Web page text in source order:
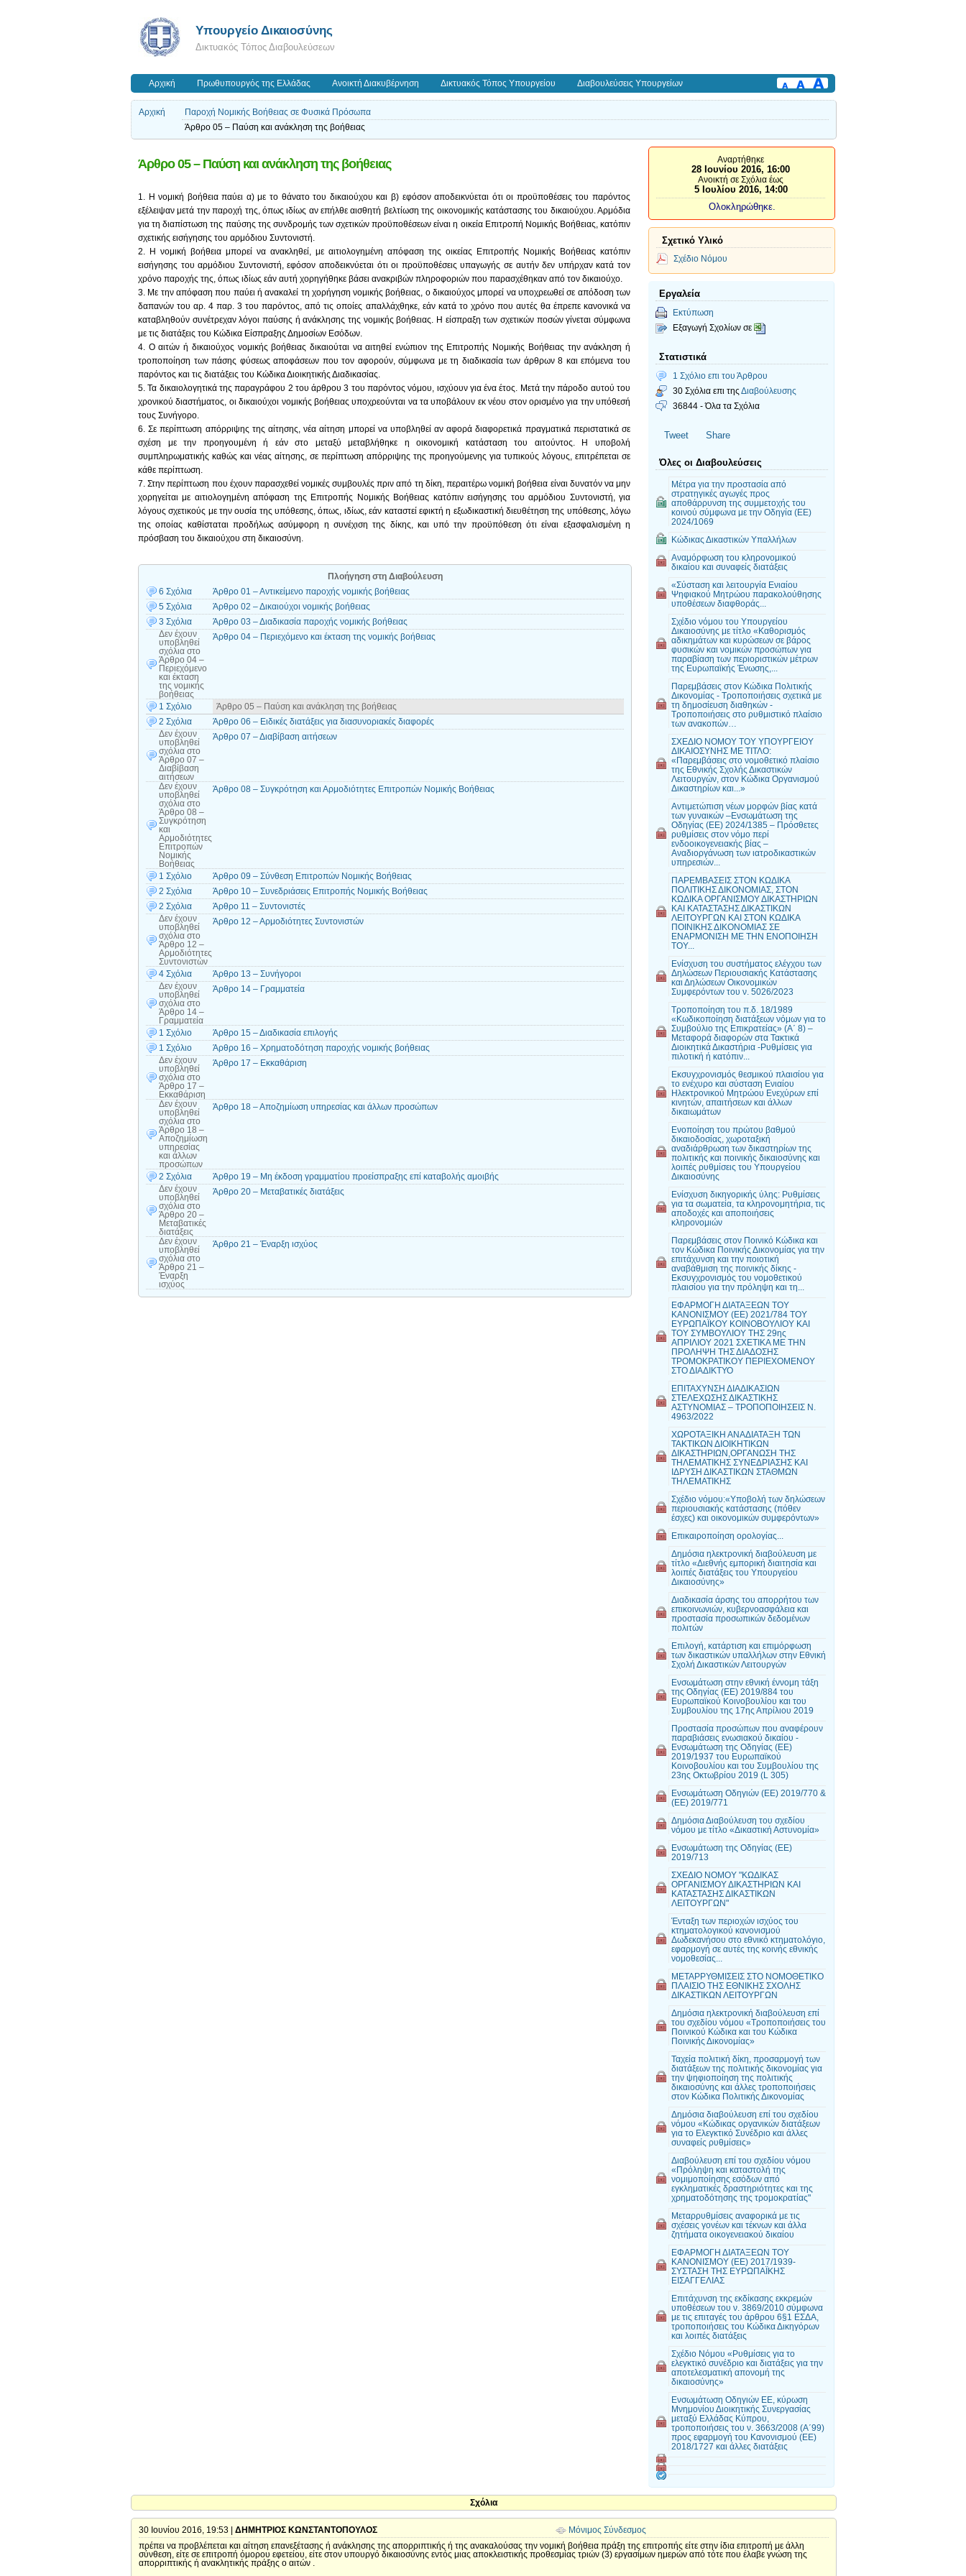
Υπουργείο Δικαιοσύνης
Δικτυακός Τόπος Διαβουλεύσεων
Αρχική Πρωθυπουργός της Ελλάδας Ανοικτή Διακυβέρνηση Δικτυακός Τόπος Υπουργείου Διαβουλεύσεις Υπουργείων
Αρχική
Παροχή Νομικής Βοήθειας σε Φυσικά Πρόσωπα
Άρθρο 05 – Παύση και ανάκληση της βοήθειας
Άρθρο 05 – Παύση και ανάκληση της βοήθειας
1. Η νομική βοήθεια παύει α) με το θάνατο του δικαιούχου και β) εφόσον αποδεικνύεται ότι οι προϋποθέσεις του παρόντος
εξέλειψαν μετά την παροχή της, όπως ιδίως αν επήλθε αισθητή βελτίωση της οικονομικής κατάστασης του δικαιούχου. Αρμόδια
για τη διαπίστωση της παύσης της συνδρομής των σχετικών προϋποθέσεων είναι η οικεία Επιτροπή Νομικής Βοήθειας, κατόπιν
σχετικής εισήγησης του αρμόδιου Συντονιστή.
2. Η νομική βοήθεια μπορεί να ανακληθεί, με αιτιολογημένη απόφαση της οικείας Επιτροπής Νομικής Βοήθειας κατόπιν
εισήγησης του αρμόδιου Συντονιστή, εφόσον αποδεικνύεται ότι οι προϋποθέσεις υπαγωγής σε αυτήν δεν υπήρχαν κατά τον
χρόνο παροχής της, όπως ιδίως εάν αυτή χορηγήθηκε βάσει ανακριβών πληροφοριών που παρασχέθηκαν από τον δικαιούχο.
3. Με την απόφαση που παύει ή ανακαλεί τη χορήγηση νομικής βοήθειας, ο δικαιούχος μπορεί να υποχρεωθεί σε απόδοση των
δαπανών του αρ. 4 παρ. 3 του παρόντος, από τις οποίες απαλλάχθηκε, εάν κατά το χρόνο που αυτές θα έπρεπε κανονικά να
καταβληθούν συνέτρεχαν λόγοι παύσης ή ανάκλησης της νομικής βοήθειας. Η είσπραξη των σχετικών ποσών γίνεται σύμφωνα
με τις διατάξεις του Κώδικα Είσπραξης Δημοσίων Εσόδων.
4. Ο αιτών ή δικαιούχος νομικής βοήθειας δικαιούται να αιτηθεί ενώπιον της Επιτροπής Νομικής Βοήθειας την ανάκληση ή
τροποποίηση των πάσης φύσεως αποφάσεων που τον αφορούν, σύμφωνα με τη διαδικασία των άρθρων 8 και επόμενα του
παρόντος και τις διατάξεις του Κώδικα Διοικητικής Διαδικασίας.
5. Τα δικαιολογητικά της παραγράφου 2 του άρθρου 3 του παρόντος νόμου, ισχύουν για ένα έτος. Μετά την πάροδο αυτού του
χρονικού διαστήματος, οι δικαιούχοι νομικής βοήθειας υποχρεούνται να τα υποβάλουν εκ νέου στον ορισμένο για την υπόθεσή
τους Συνήγορο.
6. Σε περίπτωση απόρριψης της αίτησης, νέα αίτηση μπορεί να υποβληθεί αν αφορά διαφορετικά πραγματικά περιστατικά σε
σχέση με την προηγουμένη ή εάν στο μεταξύ μεταβλήθηκε η οικονομική κατάσταση του αιτούντος. Η υποβολή
συμπληρωματικής καθώς και νέας αίτησης, σε περίπτωση απόρριψης της προηγούμενης για τυπικούς λόγους, επιτρέπεται σε
κάθε περίπτωση.
7. Στην περίπτωση που έχουν παρασχεθεί νομικές συμβουλές πριν από τη δίκη, περαιτέρω νομική βοήθεια είναι δυνατόν να μην
χορηγείται με αιτιολογημένη απόφαση της Επιτροπής Νομικής Βοήθειας κατόπιν εισήγησης του αρμόδιου Συντονιστή, για
λόγους σχετικούς με την ουσία της υπόθεσης, όπως, ιδίως, εάν καταστεί εφικτή η εξωδικαστική διευθέτηση της υπόθεσης, λόγω
της οποίας καθίσταται προδήλως ασύμφορη η συνέχιση της δίκης, και υπό την προϋπόθεση ότι είναι εξασφαλισμένη η
πρόσβαση του δικαιούχου στη δικαιοσύνη.
Πλοήγηση στη Διαβούλευση
6 Σχόλια
Άρθρο 01 – Αντικείμενο παροχής νομικής βοήθειας
5 Σχόλια
Άρθρο 02 – Δικαιούχοι νομικής βοήθειας
3 Σχόλια
Άρθρο 03 – Διαδικασία παροχής νομικής βοήθειας
Δεν έχουν
υποβληθεί
σχόλια στο
Άρθρο 04 –
Περιεχόμενο
και έκταση
της νομικής
βοήθειας
Άρθρο 04 – Περιεχόμενο και έκταση της νομικής βοήθειας
1 Σχόλιο
Άρθρο 05 – Παύση και ανάκληση της βοήθειας
2 Σχόλια
Άρθρο 06 – Ειδικές διατάξεις για διασυνοριακές διαφορές
Δεν έχουν
υποβληθεί
σχόλια στο
Άρθρο 07 –
Διαβίβαση
αιτήσεων
Άρθρο 07 – Διαβίβαση αιτήσεων
Δεν έχουν
υποβληθεί
σχόλια στο
Άρθρο 08 –
Συγκρότηση
και
Αρμοδιότητες
Επιτροπών
Νομικής
Βοήθειας
Άρθρο 08 – Συγκρότηση και Αρμοδιότητες Επιτροπών Νομικής Βοήθειας
1 Σχόλιο
Άρθρο 09 – Σύνθεση Επιτροπών Νομικής Βοήθειας
2 Σχόλια
Άρθρο 10 – Συνεδριάσεις Επιτροπής Νομικής Βοήθειας
2 Σχόλια
Άρθρο 11 – Συντονιστές
Δεν έχουν
υποβληθεί
σχόλια στο
Άρθρο 12 –
Αρμοδιότητες
Συντονιστών
Άρθρο 12 – Αρμοδιότητες Συντονιστών
4 Σχόλια
Άρθρο 13 – Συνήγοροι
Δεν έχουν
υποβληθεί
σχόλια στο
Άρθρο 14 –
Γραμματεία
Άρθρο 14 – Γραμματεία
1 Σχόλιο
Άρθρο 15 – Διαδικασία επιλογής
1 Σχόλιο
Άρθρο 16 – Χρηματοδότηση παροχής νομικής βοήθειας
Δεν έχουν
υποβληθεί
σχόλια στο
Άρθρο 17 –
Εκκαθάριση
Άρθρο 17 – Εκκαθάριση
Δεν έχουν
υποβληθεί
σχόλια στο
Άρθρο 18 –
Αποζημίωση
υπηρεσίας
και άλλων
προσώπων
Άρθρο 18 – Αποζημίωση υπηρεσίας και άλλων προσώπων
2 Σχόλια
Άρθρο 19 – Μη έκδοση γραμματίου προείσπραξης επί καταβολής αμοιβής
Δεν έχουν
υποβληθεί
σχόλια στο
Άρθρο 20 –
Μεταβατικές
διατάξεις
Άρθρο 20 – Μεταβατικές διατάξεις
Δεν έχουν
υποβληθεί
σχόλια στο
Άρθρο 21 –
Έναρξη
ισχύος
Άρθρο 21 – Έναρξη ισχύος
Αναρτήθηκε
28 Ιουνίου 2016, 16:00
Ανοικτή σε Σχόλια έως
5 Ιουλίου 2016, 14:00
Ολοκληρώθηκε.
Σχετικό Υλικό
Σχέδιο Νόμου
Εργαλεία
Εκτύπωση
Εξαγωγή Σχολίων σε
Στατιστικά
1 Σχόλιο επι του Άρθρου
30 Σχόλια επι της Διαβούλευσης
36844 - Όλα τα Σχόλια
Tweet Share
Όλες οι Διαβουλεύσεις
Μέτρα για την προστασία από
στρατηγικές αγωγές προς
αποθάρρυνση της συμμετοχής του
κοινού σύμφωνα με την Οδηγία (ΕΕ)
2024/1069
Κώδικας Δικαστικών Υπαλλήλων
Αναμόρφωση του κληρονομικού
δικαίου και συναφείς διατάξεις
«Σύσταση και λειτουργία Ενιαίου
Ψηφιακού Μητρώου παρακολούθησης
υποθέσεων διαφθοράς...
Σχέδιο νόμου του Υπουργείου
Δικαιοσύνης με τίτλο «Καθορισμός
αδικημάτων και κυρώσεων σε βάρος
φυσικών και νομικών προσώπων για
παραβίαση των περιοριστικών μέτρων
της Ευρωπαϊκής Ένωσης,...
Παρεμβάσεις στον Κώδικα Πολιτικής
Δικονομίας - Τροποποιήσεις σχετικά με
τη δημοσίευση διαθηκών -
Τροποποιήσεις στο ρυθμιστικό πλαίσιο
των ανακοπών…
ΣΧΕΔΙΟ ΝΟΜΟΥ ΤΟΥ ΥΠΟΥΡΓΕΙΟΥ
ΔΙΚΑΙΟΣΥΝΗΣ ΜΕ ΤΙΤΛΟ:
«Παρεμβάσεις στο νομοθετικό πλαίσιο
της Εθνικής Σχολής Δικαστικών
Λειτουργών, στον Κώδικα Οργανισμού
Δικαστηρίων και...»
Αντιμετώπιση νέων μορφών βίας κατά
των γυναικών –Ενσωμάτωση της
Οδηγίας (ΕΕ) 2024/1385 – Πρόσθετες
ρυθμίσεις στον νόμο περί
ενδοοικογενειακής βίας –
Αναδιοργάνωση των ιατροδικαστικών
υπηρεσιών...
ΠΑΡΕΜΒΑΣΕΙΣ ΣΤΟΝ ΚΩΔΙΚΑ
ΠΟΛΙΤΙΚΗΣ ΔΙΚΟΝΟΜΙΑΣ, ΣΤΟΝ
ΚΩΔΙΚΑ ΟΡΓΑΝΙΣΜΟΥ ΔΙΚΑΣΤΗΡΙΩΝ
ΚΑΙ ΚΑΤΑΣΤΑΣΗΣ ΔΙΚΑΣΤΙΚΩΝ
ΛΕΙΤΟΥΡΓΩΝ ΚΑΙ ΣΤΟΝ ΚΩΔΙΚΑ
ΠΟΙΝΙΚΗΣ ΔΙΚΟΝΟΜΙΑΣ ΣΕ
ΕΝΑΡΜΟΝΙΣΗ ΜΕ ΤΗΝ ΕΝΟΠΟΙΗΣΗ
ΤΟΥ...
Ενίσχυση του συστήματος ελέγχου των
Δηλώσεων Περιουσιακής Κατάστασης
και Δηλώσεων Οικονομικών
Συμφερόντων του ν. 5026/2023
Τροποποίηση του π.δ. 18/1989
«Κωδικοποίηση διατάξεων νόμων για το
Συμβούλιο της Επικρατείας» (Α΄ 8) –
Μεταφορά διαφορών στα Τακτικά
Διοικητικά Δικαστήρια -Ρυθμίσεις για
πιλοτική ή κατόπιν...
Εκσυγχρονισμός θεσμικού πλαισίου για
το ενέχυρο και σύσταση Ενιαίου
Ηλεκτρονικού Μητρώου Ενεχύρων επί
κινητών, απαιτήσεων και άλλων
δικαιωμάτων
Ενοποίηση του πρώτου βαθμού
δικαιοδοσίας, χωροταξική
αναδιάρθρωση των δικαστηρίων της
πολιτικής και ποινικής δικαιοσύνης και
λοιπές ρυθμίσεις του Υπουργείου
Δικαιοσύνης
Ενίσχυση δικηγορικής ύλης: Ρυθμίσεις
για τα σωματεία, τα κληρονομητήρια, τις
αποδοχές και αποποιήσεις
κληρονομιών
Παρεμβάσεις στον Ποινικό Κώδικα και
τον Κώδικα Ποινικής Δικονομίας για την
επιτάχυνση και την ποιοτική
αναβάθμιση της ποινικής δίκης -
Εκσυγχρονισμός του νομοθετικού
πλαισίου για την πρόληψη και τη...
ΕΦΑΡΜΟΓΗ ΔΙΑΤΑΞΕΩΝ ΤΟΥ
ΚΑΝΟΝΙΣΜΟΥ (ΕΕ) 2021/784 ΤΟΥ
ΕΥΡΩΠΑΪΚΟΥ ΚΟΙΝΟΒΟΥΛΙΟΥ ΚΑΙ
ΤΟΥ ΣΥΜΒΟΥΛΙΟΥ ΤΗΣ 29ης
ΑΠΡΙΛΙΟΥ 2021 ΣΧΕΤΙΚΑ ΜΕ ΤΗΝ
ΠΡΟΛΗΨΗ ΤΗΣ ΔΙΑΔΟΣΗΣ
ΤΡΟΜΟΚΡΑΤΙΚΟΥ ΠΕΡΙΕΧΟΜΕΝΟΥ
ΣΤΟ ΔΙΑΔΙΚΤΥΟ
ΕΠΙΤΑΧΥΝΣΗ ΔΙΑΔΙΚΑΣΙΩΝ
ΣΤΕΛΕΧΩΣΗΣ ΔΙΚΑΣΤΙΚΗΣ
ΑΣΤΥΝΟΜΙΑΣ – ΤΡΟΠΟΠΟΙΗΣΕΙΣ Ν.
4963/2022
ΧΩΡΟΤΑΞΙΚΗ ΑΝΑΔΙΑΤΑΞΗ ΤΩΝ
ΤΑΚΤΙΚΩΝ ΔΙΟΙΚΗΤΙΚΩΝ
ΔΙΚΑΣΤΗΡΙΩΝ,ΟΡΓΑΝΩΣΗ ΤΗΣ
ΤΗΛΕΜΑΤΙΚΗΣ ΣΥΝΕΔΡΙΑΣΗΣ ΚΑΙ
ΙΔΡΥΣΗ ΔΙΚΑΣΤΙΚΩΝ ΣΤΑΘΜΩΝ
ΤΗΛΕΜΑΤΙΚΗΣ
Σχέδιο νόμου:«Υποβολή των δηλώσεων
περιουσιακής κατάστασης (πόθεν
έσχες) και οικονομικών συμφερόντων»
Επικαιροποίηση ορολογίας...
Δημόσια ηλεκτρονική διαβούλευση με
τίτλο «Διεθνής εμπορική διαιτησία και
λοιπές διατάξεις του Υπουργείου
Δικαιοσύνης»
Διαδικασία άρσης του απορρήτου των
επικοινωνιών, κυβερνοασφάλεια και
προστασία προσωπικών δεδομένων
πολιτών
Επιλογή, κατάρτιση και επιμόρφωση
των δικαστικών υπαλλήλων στην Εθνική
Σχολή Δικαστικών Λειτουργών
Ενσωμάτωση στην εθνική έννομη τάξη
της Οδηγίας (ΕΕ) 2019/884 του
Ευρωπαϊκού Κοινοβουλίου και του
Συμβουλίου της 17ης Απρίλιου 2019
Προστασία προσώπων που αναφέρουν
παραβιάσεις ενωσιακού δικαίου -
Ενσωμάτωση της Οδηγίας (ΕΕ)
2019/1937 του Ευρωπαϊκού
Κοινοβουλίου και του Συμβουλίου της
23ης Οκτωβρίου 2019 (L 305)
Ενσωμάτωση Οδηγιών (ΕΕ) 2019/770 &
(ΕΕ) 2019/771
Δημόσια Διαβούλευση του σχεδίου
νόμου με τίτλο «Δικαστική Αστυνομία»
Ενσωμάτωση της Οδηγίας (ΕΕ)
2019/713
ΣΧΕΔΙΟ ΝΟΜΟΥ "ΚΩΔΙΚΑΣ
ΟΡΓΑΝΙΣΜΟΥ ΔΙΚΑΣΤΗΡΙΩΝ ΚΑΙ
ΚΑΤΑΣΤΑΣΗΣ ΔΙΚΑΣΤΙΚΩΝ
ΛΕΙΤΟΥΡΓΩΝ"
Ένταξη των περιοχών ισχύος του
κτηματολογικού κανονισμού
Δωδεκανήσου στο εθνικό κτηματολόγιο,
εφαρμογή σε αυτές της κοινής εθνικής
νομοθεσίας...
MΕΤΑΡΡΥΘΜΙΣΕΙΣ ΣΤΟ ΝΟΜΟΘΕΤΙΚΟ
ΠΛΑΙΣΙΟ ΤΗΣ ΕΘΝΙΚΗΣ ΣΧΟΛΗΣ
ΔΙΚΑΣΤΙΚΩΝ ΛΕΙΤΟΥΡΓΩΝ
Δημόσια ηλεκτρονική διαβούλευση επί
του σχεδίου νόμου «Τροποποιήσεις του
Ποινικού Κώδικα και του Κώδικα
Ποινικής Δικονομίας»
Ταχεία πολιτική δίκη, προσαρμογή των
διατάξεων της πολιτικής δικονομίας για
την ψηφιοποίηση της πολιτικής
δικαιοσύνης και άλλες τροποποιήσεις
στον Κώδικα Πολιτικής Δικονομίας
Δημόσια διαβούλευση επί του σχεδίου
νόμου «Κώδικας οργανικών διατάξεων
για το Ελεγκτικό Συνέδριο και άλλες
συναφείς ρυθμίσεις»
Διαβούλευση επί του σχεδίου νόμου
«Πρόληψη και καταστολή της
νομιμοποίησης εσόδων από
εγκληματικές δραστηριότητες και της
χρηματοδότησης της τρομοκρατίας"
Μεταρρυθμίσεις αναφορικά με τις
σχέσεις γονέων και τέκνων και άλλα
ζητήματα οικογενειακού δικαίου
EΦΑΡΜΟΓΗ ΔΙΑΤΑΞΕΩΝ ΤΟΥ
ΚΑΝΟΝΙΣΜΟΥ (ΕΕ) 2017/1939-
ΣΥΣΤΑΣΗ ΤΗΣ ΕΥΡΩΠΑΪΚΗΣ
ΕΙΣΑΓΓΕΛΙΑΣ
Επιτάχυνση της εκδίκασης εκκρεμών
υποθέσεων του ν. 3869/2010 σύμφωνα
με τις επιταγές του άρθρου 6§1 ΕΣΔΑ,
τροποποιήσεις του Κώδικα Δικηγόρων
και λοιπές διατάξεις
Σχέδιο Νόμου «Ρυθμίσεις για το
ελεγκτικό συνέδριο και διατάξεις για την
αποτελεσματική απονομή της
δικαιοσύνης»
Ενσωμάτωση Οδηγιών ΕΕ, κύρωση
Μνημονίου Διοικητικής Συνεργασίας
μεταξύ Ελλάδας Κύπρου,
τροποποιήσεις του ν. 3663/2008 (Α΄99)
προς εφαρμογή του Κανονισμού (ΕΕ)
2018/1727 και άλλες διατάξεις
Σχόλια
30 Ιουνίου 2016, 19:53 | ΔΗΜΗΤΡΙΟΣ ΚΩΝΣΤΑΝΤΟΠΟΥΛΟΣ
Μόνιμος Σύνδεσμος
πρέπει να προβλέπεται και αίτηση επανεξέτασης ή ανάκλησης της απορριπτικής ή της ανακαλούσας την νομική βοήθεια πράξη της επιτροπής είτε στην ίδια επιτροπή με άλλη
σύνθεση, είτε σε επιτροπή όμορου εφετείου, είτε στον υπουργό δικαιοσύνης εντός μιας αποκλειστικής προθεσμίας τριών (3) εργασίμων ημερών από τότε που έλαβε γνώση της
απορριπτικής ή ανακλητικής πράξης ο αιτών .